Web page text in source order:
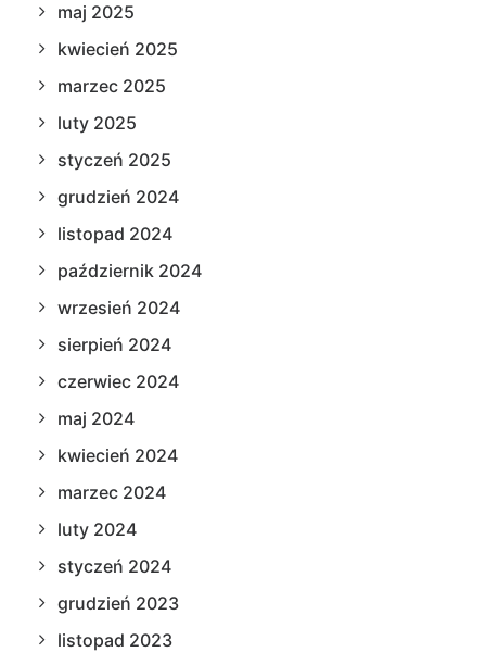
maj 2025
kwiecień 2025
marzec 2025
luty 2025
styczeń 2025
grudzień 2024
listopad 2024
październik 2024
wrzesień 2024
sierpień 2024
czerwiec 2024
maj 2024
kwiecień 2024
marzec 2024
luty 2024
styczeń 2024
grudzień 2023
listopad 2023